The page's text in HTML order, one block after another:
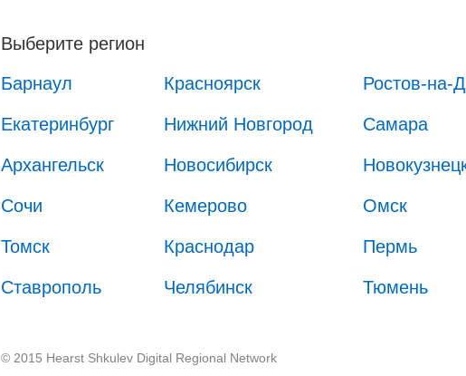
Выберите регион
Барнаул
Красноярск Ростов-на-
Екатеринбург Нижний Новгород Самара
Архангельск Новосибирск
Сочи Кемерово Омск
Томск Краснодар Пермь
Ставрополь Челябинск Тюмень
© 2015 Hearst Shkulev Digital Regional Network